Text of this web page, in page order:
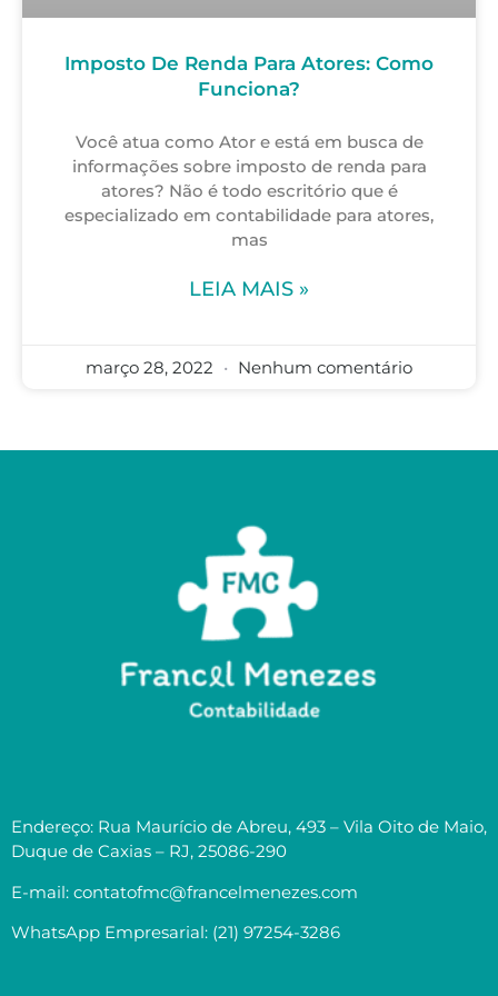
Imposto De Renda Para Atores: Como
Funciona?
Você atua como Ator e está em busca de
informações sobre imposto de renda para
atores? Não é todo escritório que é
especializado em contabilidade para atores,
mas
LEIA MAIS »
março 28, 2022 Nenhum comentário
Endereço: Rua Maurício de Abreu, 493 – Vila Oito de Maio,
Duque de Caxias – RJ, 25086-290
E-mail: contatofmc@francelmenezes.com
WhatsApp Empresarial: (21) 97254-3286